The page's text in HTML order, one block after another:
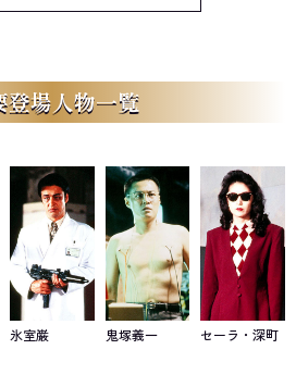
登場人物一覧
氷室巌 鬼塚義一 セーラ・深町